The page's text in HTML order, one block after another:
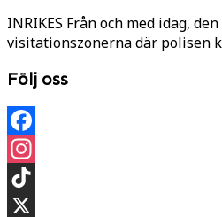
INRIKES Från och med idag,
visitationszonerna där polisen
Följ oss
Facebook
Instagram
TikTok